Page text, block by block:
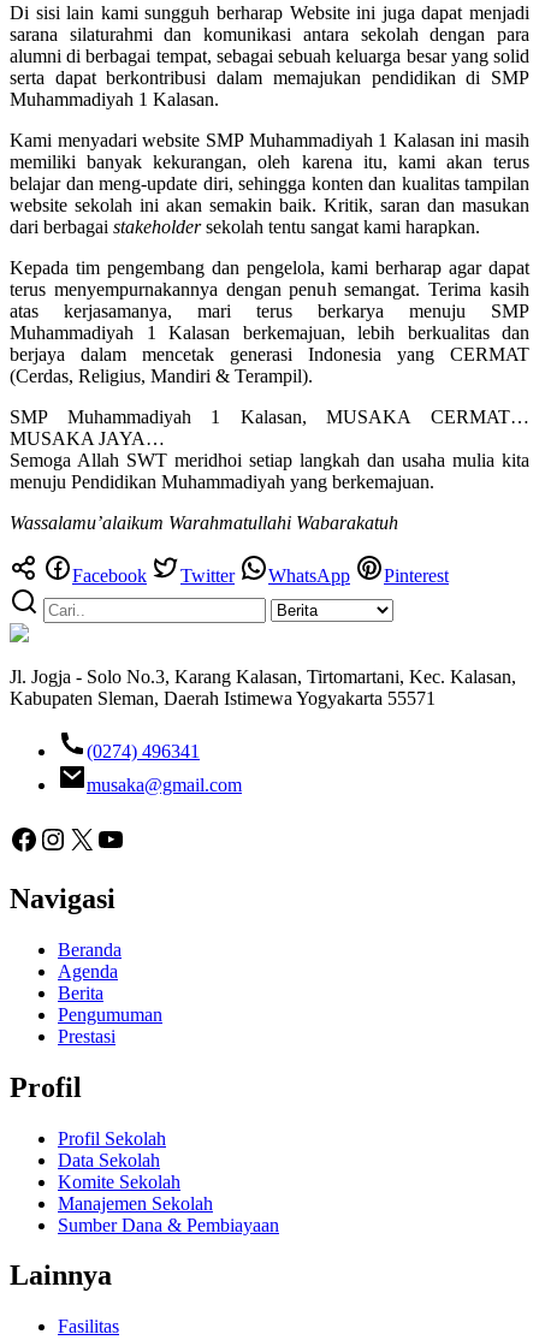
Di sisi lain kami sungguh berharap Website ini juga dapat menjadi
sarana silaturahmi dan komunikasi antara sekolah dengan para
alumni di berbagai tempat, sebagai sebuah keluarga besar yang solid
serta dapat berkontribusi dalam memajukan pendidikan di SMP
Muhammadiyah 1 Kalasan.
Kami menyadari website SMP Muhammadiyah 1 Kalasan ini masih
memiliki banyak kekurangan, oleh karena itu, kami akan terus
belajar dan meng-update diri, sehingga konten dan kualitas tampilan
website sekolah ini akan semakin baik. Kritik, saran dan masukan
dari berbagai stakeholdersekolah tentu sangat kami harapkan.
Kepada tim pengembang dan pengelola, kami berharap agar dapat
terus menyempurnakannya dengan penuh semangat. Terima kasih
atas kerjasamanya, mari terus berkarya menuju SMP
Muhammadiyah 1 Kalasan berkemajuan, lebih berkualitas dan
berjaya dalam mencetak generasi Indonesia yang CERMAT
(Cerdas, Religius, Mandiri & Terampil).
SMP Muhammadiyah 1 Kalasan, MUSAKA CERMAT…
MUSAKA JAYA…
Semoga Allah SWT meridhoi setiap langkah dan usaha mulia kita
menuju Pendidikan Muhammadiyah yang berkemajuan.
Wassalamu’alaikum Warahmatullahi Wabarakatuh
Facebook Twitter WhatsApp Pinterest
Jl. Jogja - Solo No.3, Karang Kalasan, Tirtomartani, Kec. Kalasan,
Kabupaten Sleman, Daerah Istimewa Yogyakarta 55571
(0274) 496341
musaka@gmail.com
Facebook
Instagram
X YouTube
Navigasi
Beranda
Agenda
Berita
Pengumuman
Prestasi
Profil
Profil Sekolah
Data Sekolah
Komite Sekolah
Manajemen Sekolah
Sumber Dana & Pembiayaan
Lainnya
Fasilitas